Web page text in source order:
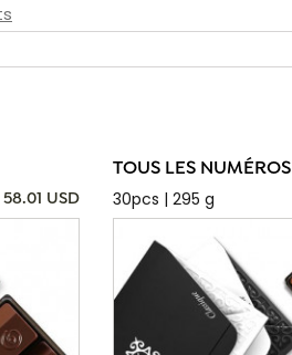
58.01 USD
TOUS LES NUMÉROS
30pcs | 295 g